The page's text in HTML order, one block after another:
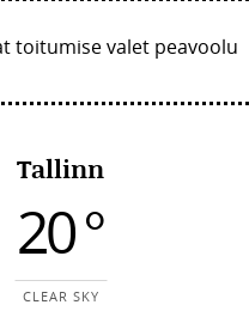
toitumise valet peavoolu
Tallinn
20 °
CLEAR SKY